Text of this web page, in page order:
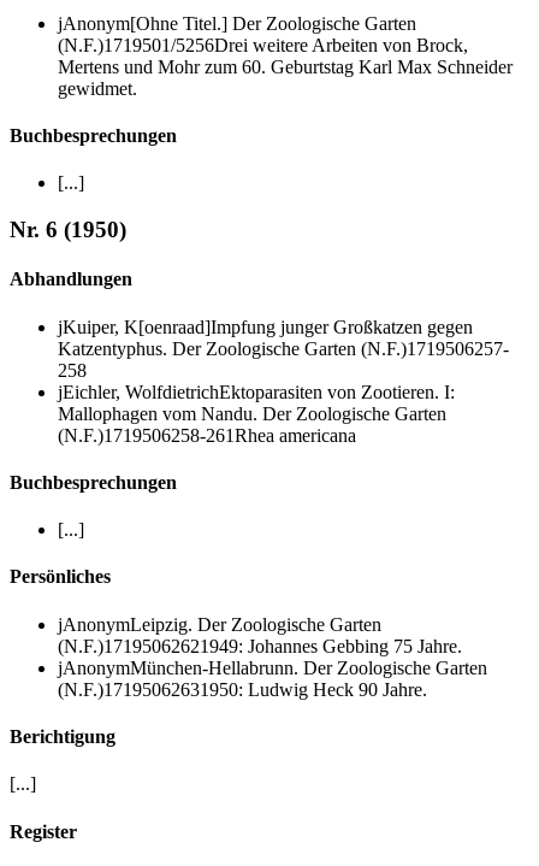
jAnonym[Ohne Titel.] Der Zoologische Garten
(N.F.)1719501/5256Drei weitere Arbeiten von Brock,
Mertens und Mohr zum 60. Geburtstag Karl Max Schneider
gewidmet.
Buchbesprechungen
[...]
Nr. 6 (1950)
Abhandlungen
jKuiper, K[oenraad]Impfung junger Großkatzen gegen
Katzentyphus. Der Zoologische Garten (N.F.)1719506257-
258
jEichler, WolfdietrichEktoparasiten von Zootieren. I:
Mallophagen vom Nandu. Der Zoologische Garten
(N.F.)1719506258-261Rhea americana
Buchbesprechungen
[...]
Persönliches
jAnonymLeipzig. Der Zoologische Garten
(N.F.)17195062621949: Johannes Gebbing 75 Jahre.
jAnonymMünchen-Hellabrunn. Der Zoologische Garten
(N.F.)17195062631950: Ludwig Heck 90 Jahre.
Berichtigung
[...]
Register